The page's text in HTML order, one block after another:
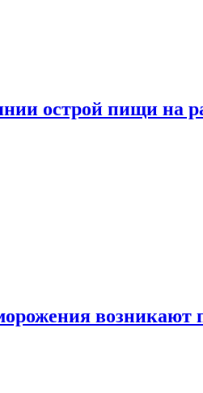
острой пищи на
возникают